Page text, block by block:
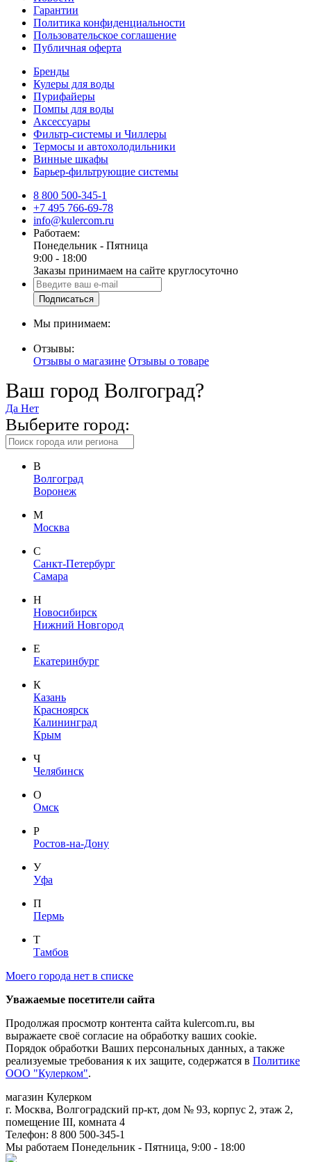
Гарантии
Политика конфиденциальности
Пользовательское соглашение
Публичная оферта
Бренды
Кулеры для воды
Пурифайеры
Помпы для воды
Аксессуары
Фильтр-системы и Чиллеры
Термосы и автохолодильники
Винные шкафы
Барьер-фильтрующие системы
8 800 500-345-1
+7 495 766-69-78
info@kulercom.ru
Работаем:
Понедельник - Пятница
9:00 - 18:00
Заказы принимаем на сайте круглосуточно
Подписаться
Мы принимаем:
Отзывы:
Отзывы о магазине Отзывы о товаре
Ваш город Волгоград?
Да Нет
Выберите город:
В
Волгоград
Воронеж
М
Москва
С
Санкт-Петербург
Самара
Н
Новосибирск
Нижний Новгород
Е
Екатеринбург
К
Казань
Красноярск
Калининград
Крым
Ч
Челябинск
О
Омск
Р
Ростов-на-Дону
У
Уфа
П
Пермь
Т
Тамбов
Моего города нет в списке
Уважаемые посетители сайта
Продолжая просмотр контента сайта kulercom.ru, вы
выражаете своё согласие на обработку ваших cookie.
Порядок обработки Ваших персональных данных, а также
реализуемые требования к их защите, содержатся в Политике
ООО "Кулерком".
магазин Кулерком
г. Москва, Волгоградский пр-кт, дом № 93, корпус 2, этаж 2,
помещение III, комната 4
Телефон: 8 800 500-345-1
Мы работаем Понедельник - Пятница, 9:00 - 18:00